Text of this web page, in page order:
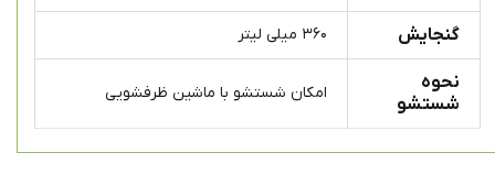
گنجایش ۳۶۰ میلی لیتر
نحوه
شستشو
امکان شستشو با ماشین ظرفشویی